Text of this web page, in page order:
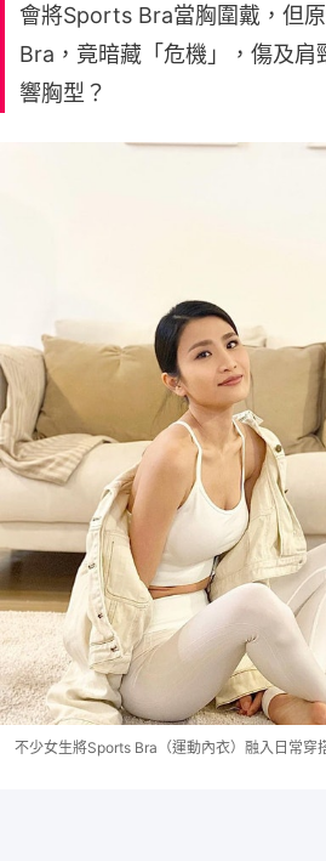
會將Sports Bra當胸圍戴，但
Bra，竟暗藏「危機」，傷及肩
響胸型？
不少女生將Sports Bra（運動內衣）融入日常穿